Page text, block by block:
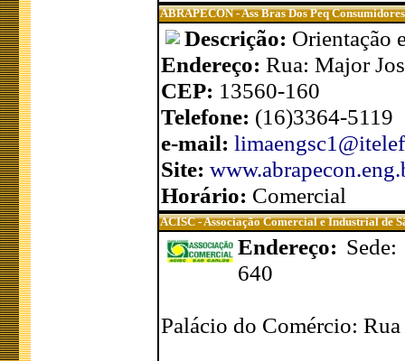
ABRAPECON - Ass Bras Dos Peq
Descrição: Orientação
Endereço: Rua: Major
CEP: 13560-160
Telefone: (16)3364-5119
e-mail:
Site:
Horário: Comercial
ACISC - Associação Comercial e Industrial de
Endereço:
640
Palácio do Comércio: